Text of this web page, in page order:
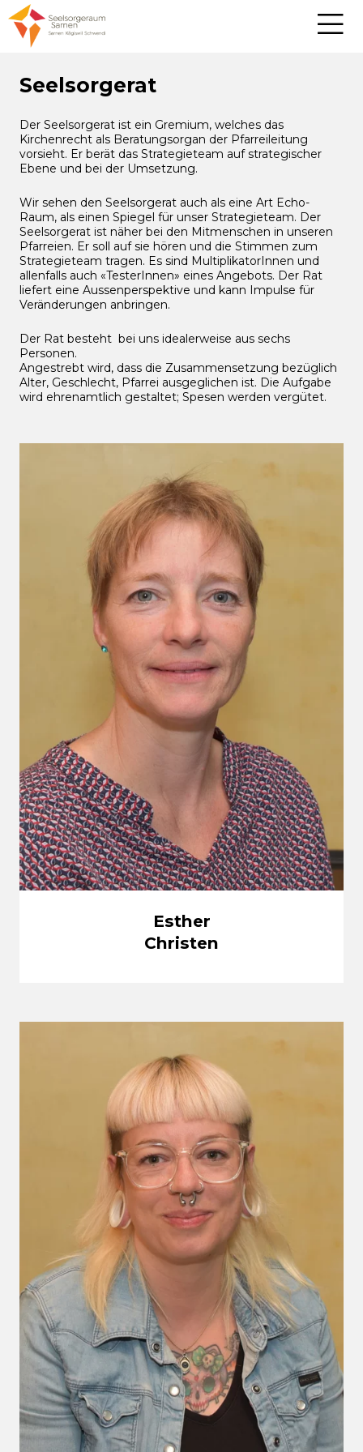
Seelsorgerat
Der Seelsorgerat ist ein Gremium, welches das
Kirchenrecht als Beratungsorgan der Pfarreileitung
vorsieht. Er berät das Strategieteam auf strategischer
Ebene und bei der Umsetzung.
Wir sehen den Seelsorgerat auch als eine Art Echo-
Raum, als einen Spiegel für unser Strategieteam. Der
Seelsorgerat ist näher bei den Mitmenschen in unseren
Pfarreien. Er soll auf sie hören und die Stimmen zum
Strategieteam tragen. Es sind MultiplikatorInnen und
allenfalls auch «TesterInnen» eines Angebots. Der Rat
liefert eine Aussenperspektive und kann Impulse für
Veränderungen anbringen.
Der Rat besteht bei uns idealerweise aus sechs
Personen.
Angestrebt wird, dass die Zusammensetzung bezüglich
Alter, Geschlecht, Pfarrei ausgeglichen ist. Die Aufgabe
wird ehrenamtlich gestaltet; Spesen werden vergütet.
Esther
Christen